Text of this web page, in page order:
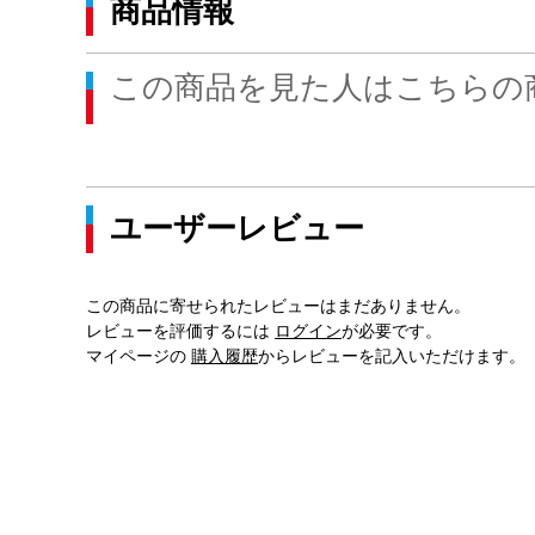
商品情報
この商品を見た人はこちら
ユーザーレビュー
この商品に寄せられたレビューはまだありません。
レビューを評価するには ログインが必要です。
マイページの 購入履歴からレビューを記入いただけます。